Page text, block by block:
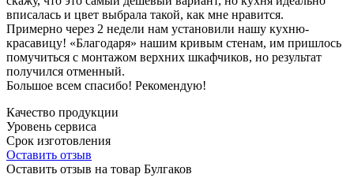
вписалась и цвет выбрала такой, как мне нравится.
Примерно через 2 недели нам установили нашу кухню-
красавицу! «Благодаря» нашим кривым стенам, им пришлось
помучиться с монтажом верхних шкафчиков, но результат
получился отменный.
Большое всем спасибо! Рекомендую!
Качество продукции
Уровень сервиса
Срок изготовления
Оставить отзыв
Оставить отзыв на товар Булгаков